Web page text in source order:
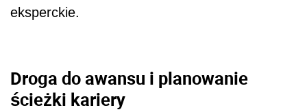
eksperckie.
Droga do awansu i planowanie
ścieżki kariery